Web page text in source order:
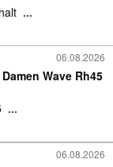
...
06.08.2026
Wave Rh45
...
06.08.2026